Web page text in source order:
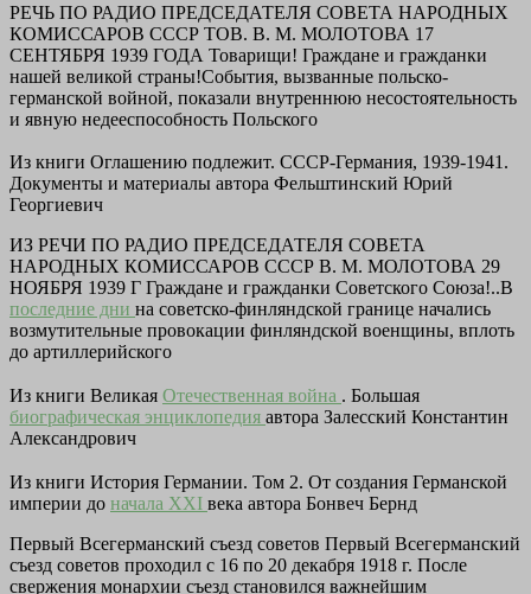
РЕЧЬ ПО РАДИО ПРЕДСЕДАТЕЛЯ СОВЕТА НАРОДНЫХ
КОМИССАРОВ СССР ТОВ. В. М. МОЛОТОВА 17
СЕНТЯБРЯ 1939 ГОДА Товарищи! Граждане и гражданки
нашей великой страны!События, вызванные польско-
германской войной, показали внутреннюю несостоятельность
и явную недееспособность Польского
Из книги Оглашению подлежит. СССР-Германия, 1939-1941.
Документы и материалы автора Фельштинский Юрий
Георгиевич
ИЗ РЕЧИ ПО РАДИО ПРЕДСЕДАТЕЛЯ СОВЕТА
НАРОДНЫХ КОМИССАРОВ СССР В. М. МОЛОТОВА 29
НОЯБРЯ 1939 Г Граждане и гражданки Советского Союза!..В
последние дни на советско-финляндской границе начались
возмутительные провокации финляндской военщины, вплоть
до артиллерийского
Из книги Великая Отечественная война . Большая
биографическая энциклопедия автора Залесский Константин
Александрович
Из книги История Германии. Том 2. От создания Германской
империи до начала XXI века автора Бонвеч Бернд
Первый Всегерманский съезд советов Первый Всегерманский
съезд советов проходил с 16 по 20 декабря 1918 г. После
свержения монархии съезд становился важнейшим